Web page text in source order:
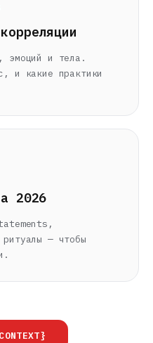
эмоций и тела.
и какие практики
2026
ритуалы — чтобы